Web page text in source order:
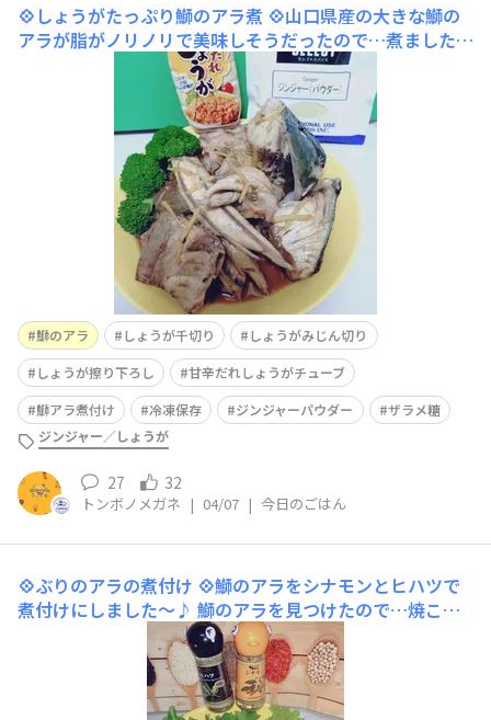
💠しょうがたっぷり鰤のアラ煮 ​💠山口県産の大きな鰤の
アラが脂がノリノリで美味しそうだったので…煮ました〜
(編集に時間がかかり〰️😅)鰤のアラと言うと、冬の鰤大根
が頭に浮かびます…寒ブリ北陸地方で獲れる時期は12月
から2月で脂ノリノリですが 4月のブリの特徴「春ブリ
（桜ブリ）」寒ブリに比べると脂はさっぱりしています
が、まだまだ脂
鰤のアラ しょうが千切り
しょうがみじん切り
しょうが擦り下ろし
甘辛だれしょうがチューブ
鰤アラ煮付け
冷凍保存 ジンジャーパウダー
ザラメ糖
ジンジャー／しょうが
27 32
トンボノメガネ | 04/07 | 今日のごはん
💠ぶりのアラの煮付け 💠鰤のアラをシナモンとヒハツで
煮付けにしました〜♪ 鰤のアラを見つけたので…焼こう
か？煮付けか？ぶり大根？ いつもとちょっと変えて鰤の
アラは綺麗に洗いグレープシードオイルで両面を焼きホワ
イトワイン(料理酒でOK)大さじ1をフライパンに入れて高
温でアルコール分を飛ばしシナモンPとヒ